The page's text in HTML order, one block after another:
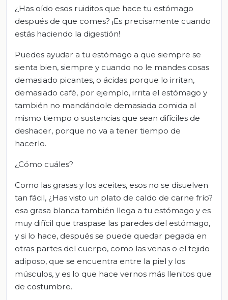
¿Has oído esos ruiditos que hace tu estómago
después de que comes? ¡Es precisamente cuando
estás haciendo la digestión!
Puedes ayudar a tu estómago a que siempre se
sienta bien, siempre y cuando no le mandes cosas
demasiado picantes, o ácidas porque lo irritan,
demasiado café, por ejemplo, irrita el estómago y
también no mandándole demasiada comida al
mismo tiempo o sustancias que sean difíciles de
deshacer, porque no va a tener tiempo de
hacerlo.
¿Cómo cuáles?
Como las grasas y los aceites, esos no se disuelven
tan fácil, ¿Has visto un plato de caldo de carne frío?
esa grasa blanca también llega a tu estómago y es
muy difícil que traspase las paredes del estómago,
y si lo hace, después se puede quedar pegada en
otras partes del cuerpo, como las venas o el tejido
adiposo, que se encuentra entre la piel y los
músculos, y es lo que hace vernos más llenitos que
de costumbre.